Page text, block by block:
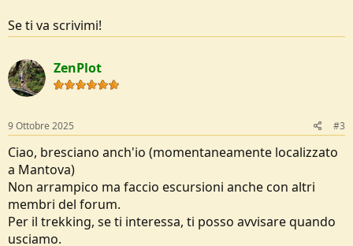
Se ti va scrivimi!
ZenPlot
9 Ottobre 2025 #3
Ciao, bresciano anch'io (momentaneamente localizzato
a Mantova)
Non arrampico ma faccio escursioni anche con altri
membri del forum.
Per il trekking, se ti interessa, ti posso avvisare quando
usciamo.